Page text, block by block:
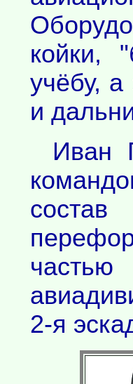
койки,
учёбу,
и
Иван
2-я